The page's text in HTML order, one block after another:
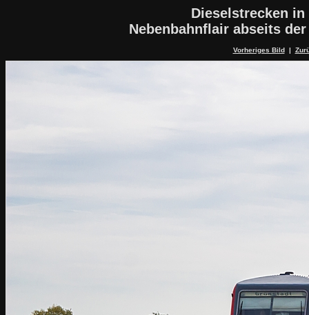
Dieselstrecken
Nebenbahnflair abseits
Vorheriges Bild